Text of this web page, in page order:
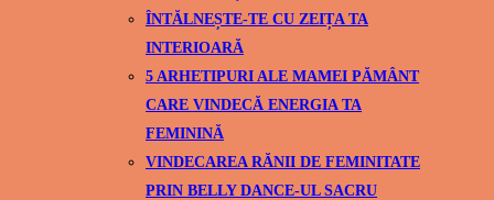
ÎNTĂLNEȘTE-TE CU ZEIȚA TA
INTERIOARĂ
5 ARHETIPURI ALE MAMEI PĂMÂNT
CARE VINDECĂ ENERGIA TA
FEMININĂ
VINDECAREA RĂNII DE FEMINITATE
PRIN BELLY DANCE-UL SACRU